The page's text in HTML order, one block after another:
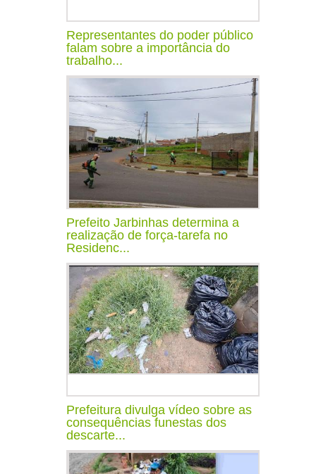
Representantes do poder público
falam sobre a importância do
trabalho...
Prefeito Jarbinhas determina a
realização de força-tarefa no
Residenc...
Prefeitura divulga vídeo sobre as
consequências funestas dos
descarte...